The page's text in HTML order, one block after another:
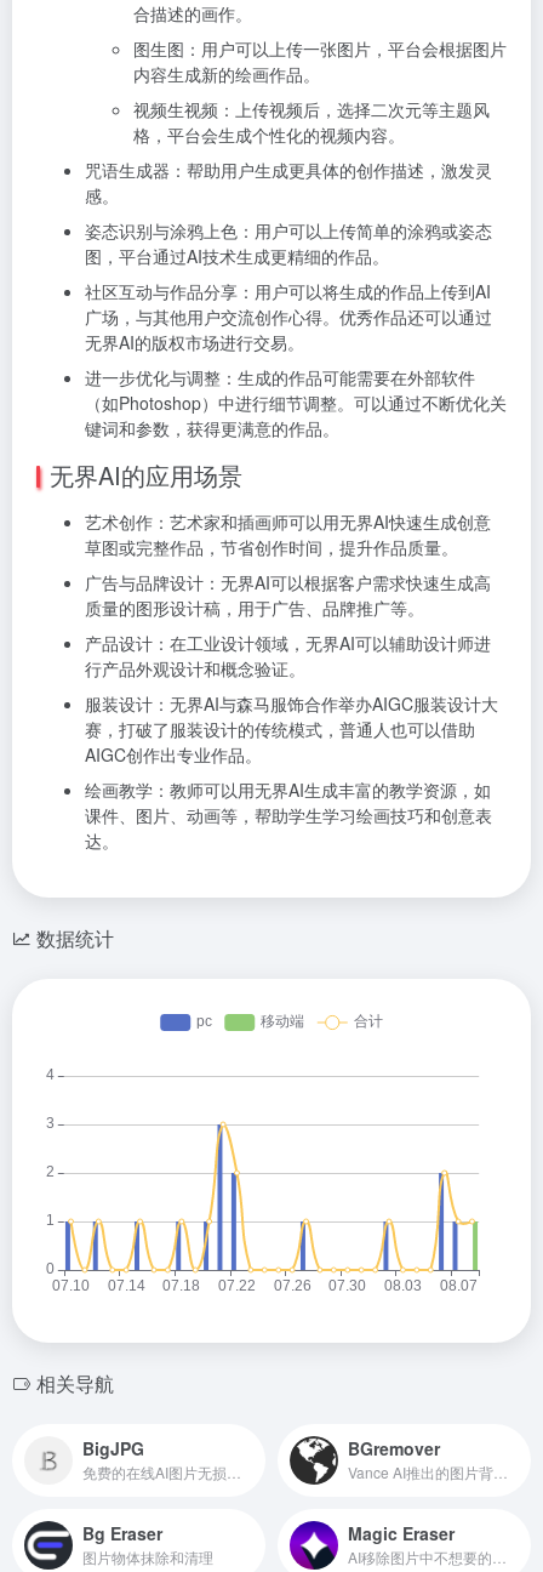
合描述的画作。
图生图：用户可以上传一张图片，平台会根据图片
内容生成新的绘画作品。
视频生视频：上传视频后，选择二次元等主题风
格，平台会生成个性化的视频内容。
咒语生成器：帮助用户生成更具体的创作描述，激发灵
感。
姿态识别与涂鸦上色：用户可以上传简单的涂鸦或姿态
图，平台通过AI技术生成更精细的作品。
社区互动与作品分享：用户可以将生成的作品上传到AI
广场，与其他用户交流创作心得。优秀作品还可以通过
无界AI的版权市场进行交易。
进一步优化与调整：生成的作品可能需要在外部软件
（如Photoshop）中进行细节调整。可以通过不断优化关
键词和参数，获得更满意的作品。
无界AI的应用场景
艺术创作：艺术家和插画师可以用无界AI快速生成创意
草图或完整作品，节省创作时间，提升作品质量。
广告与品牌设计：无界AI可以根据客户需求快速生成高
质量的图形设计稿，用于广告、品牌推广等。
产品设计：在工业设计领域，无界AI可以辅助设计师进
行产品外观设计和概念验证。
服装设计：无界AI与森马服饰合作举办AIGC服装设计大
赛，打破了服装设计的传统模式，普通人也可以借助
AIGC创作出专业作品。
绘画教学：教师可以用无界AI生成丰富的教学资源，如
课件、图片、动画等，帮助学生学习绘画技巧和创意表
达。
数据统计
相关导航
BigJPG BGremover
Bg Eraser
图片物体抹除和清理
Magic Eraser